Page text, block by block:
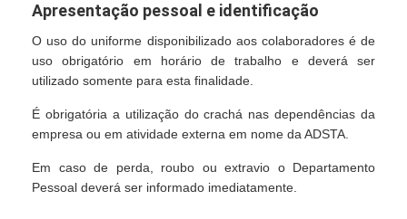
Apresentação pessoal e identificação
O uso do uniforme disponibilizado aos colaboradores é de
uso obrigatório em horário de trabalho e deverá ser
utilizado somente para esta finalidade.
É obrigatória a utilização do crachá nas dependências da
empresa ou em atividade externa em nome da ADSTA.
Em caso de perda, roubo ou extravio o Departamento
Pessoal deverá ser informado imediatamente.